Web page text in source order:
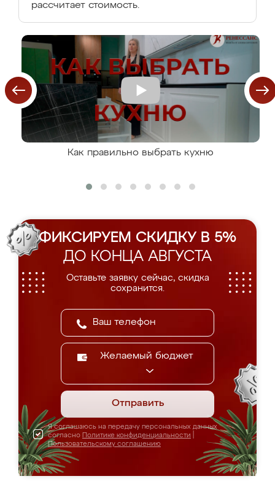
рассчитает стоимость.
Как правильно выбрать кухню
ФИКСИРУЕМ СКИДКУ В 5%
ДО КОНЦА АВГУСТА
Оставьте заявку сейчас, скидка
сохранится.
Желаемый бюджет
Отправить
Я соглашаюсь на передачу персональных данных
согласно Политике конфиденциальности
Пользовательскому соглашению